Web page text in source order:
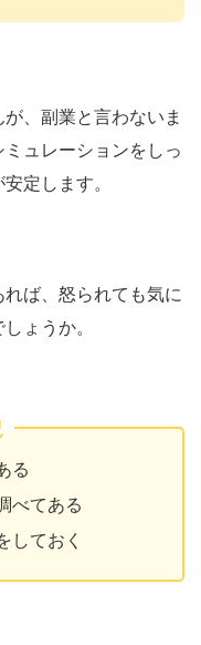
、副業と言わないま
ュレーションをしっ
定します。
ば、怒られても気に
ょうか。
る
べてある
しておく